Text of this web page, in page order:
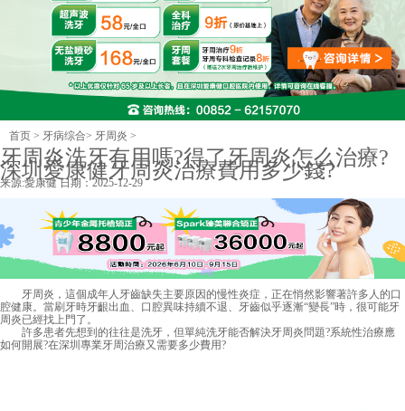
首页 > 牙病综合> 牙周炎 >
牙周炎洗牙有用嗎?得了牙周炎怎么治療?
深圳愛康健牙周炎治療費用多少錢?
来源:愛康健日期：2025-12-29
牙周炎，這個成年人牙齒缺失主要原因的慢性炎症，正在悄然影響著許多人的口
腔健康。當刷牙時牙齦出血、口腔異味持續不退、牙齒似乎逐漸“變長”時，很可能牙
周炎已經找上門了。
許多患者先想到的往往是洗牙，但單純洗牙能否解決牙周炎問題?系統性治療應
如何開展?在深圳專業牙周治療又需要多少費用?